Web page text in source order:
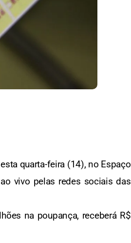
quarta-feira (14), no Espaço
vivo pelas redes sociais das
na poupança, receberá R$